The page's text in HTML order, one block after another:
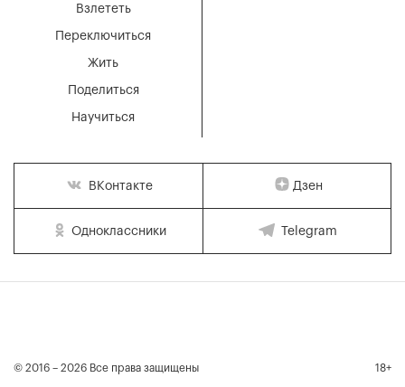
Взлететь
Переключиться
Жить
Поделиться
Научиться
ВКонтакте Дзен
Одноклассники Telegram
© 2016 – 2026 Все права защищены 18+